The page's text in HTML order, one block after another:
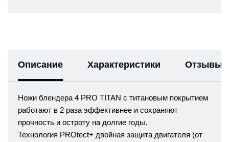
Описание Характеристики Отзывы
Ножи блендера 4 PRO TITAN с титановым покрытием
работают в 2 раза эффективнее и сохраняют
прочность и остроту на долгие годы.
Технология PROtect+ двойная защита двигателя (от